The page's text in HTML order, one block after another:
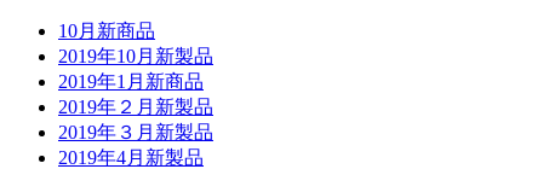
10月新商品
2019年10月新製品
2019年1月新商品
2019年２月新製品
2019年３月新製品
2019年4月新製品